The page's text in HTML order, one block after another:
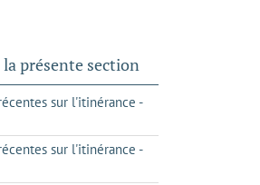
la présente section
sur l'itinérance -
sur l'itinérance -